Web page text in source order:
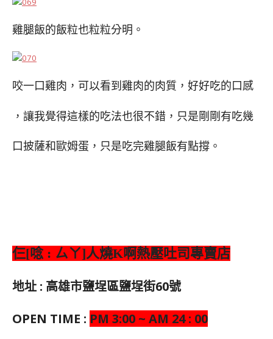
雞腿飯的飯粒也粒粒分明。
咬一口雞肉，可以看到雞肉的肉質，好好吃的口感
，讓我覺得這樣的吃法也很不錯，只是剛剛有吃幾
口披薩和歐姆蛋，只是吃完雞腿飯有點撐。
仨[唸 : ㄙㄚ]人燒K啊熱壓吐司專賣店
地址 : 高雄市鹽埕區鹽埕街60號
OPEN TIME : PM 3:00 ~ AM 24 : 00